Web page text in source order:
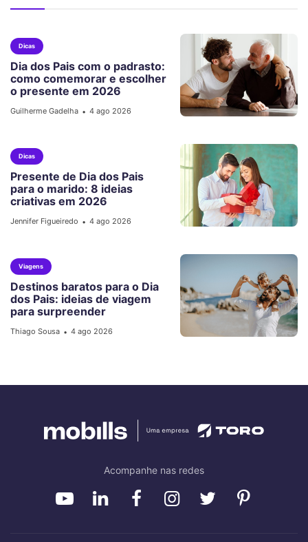
Dicas
Dia dos Pais com o padrasto:
como comemorar e escolher
o presente em 2026
Guilherme Gadelha • 4 ago 2026
Dicas
Presente de Dia dos Pais
para o marido: 8 ideias
criativas em 2026
Jennifer Figueiredo • 4 ago 2026
Viagens
Destinos baratos para o Dia
dos Pais: ideias de viagem
para surpreender
Thiago Sousa • 4 ago 2026
Acompanhe nas redes